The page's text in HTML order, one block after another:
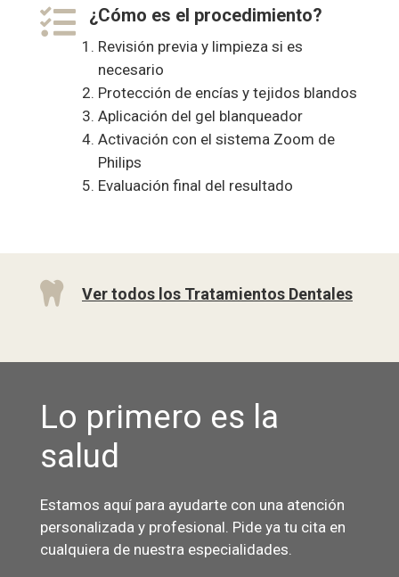
 ¿Cómo es el procedimiento?
Revisión previa y limpieza si es
necesario
Protección de encías y tejidos blandos
Aplicación del gel blanqueador
Activación con el sistema Zoom de
Philips
Evaluación final del resultado
 Ver todos los Tratamientos Dentales
Lo primero es la
salud
Estamos aquí para ayudarte con una atención
personalizada y profesional. Pide ya tu cita en
cualquiera de nuestra especialidades.